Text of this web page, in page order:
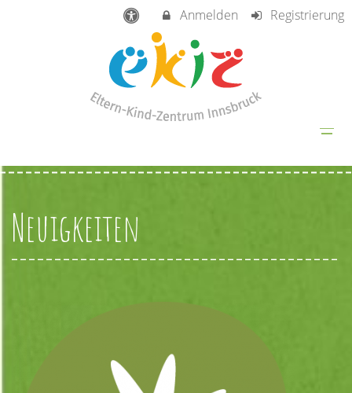
Anmelden Registrierung
Neuigkeiten